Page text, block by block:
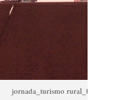
jornada_turismo